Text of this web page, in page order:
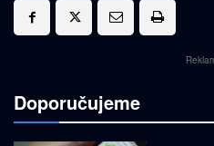
Doporučujeme